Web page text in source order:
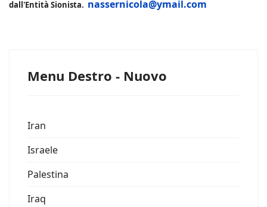
dall'Entità Sionista. nassernicola@ymail.com
Menu Destro - Nuovo
Iran
Israele
Palestina
Iraq